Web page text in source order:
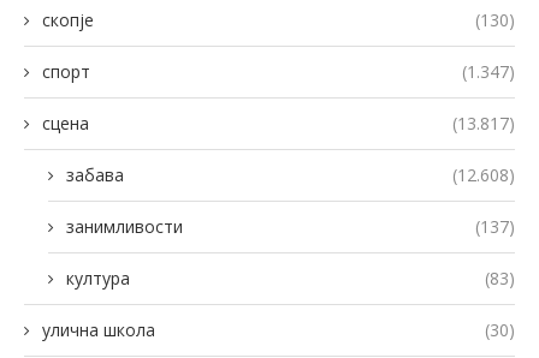
скопје (130)
спорт (1.347)
сцена (13.817)
забава (12.608)
занимливости (137)
култура (83)
улична школа (30)